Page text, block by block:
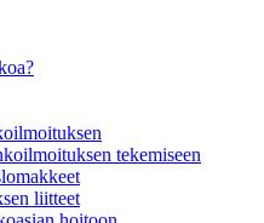
tekemiseen
liitteet